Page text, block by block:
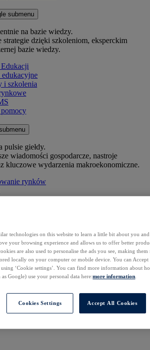
submenu
na bazie wiedzy.
strategie dzięki szkoleniom, eksperckim
bazie wiedzy.
i szkolenia
pulsie giełdy.
wiadomości gospodarcze, nastroje
kluczowe wydarzenia makroekonomiczne.
rynków
Live
korporacyjne
Klientów
technologies on this website to learn a little bit about you
your browsing experience and allows us to offer better
are also used to personalise the ads you see, making
locally on your computer or mobile device. You can
using ‘Cookie settings’. You can find more information about
as Google) use your personal data here:more information
Cookies Settings Accept All Cookies